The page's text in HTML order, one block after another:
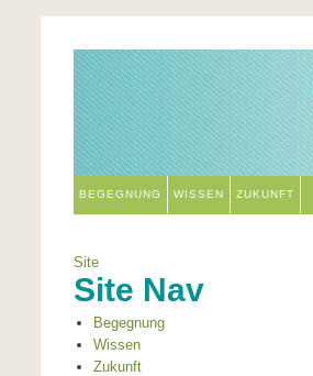
BEGEGNUNG WISSEN ZUKUNFT
Site
Site Nav
Begegnung
Wissen
Zukunft